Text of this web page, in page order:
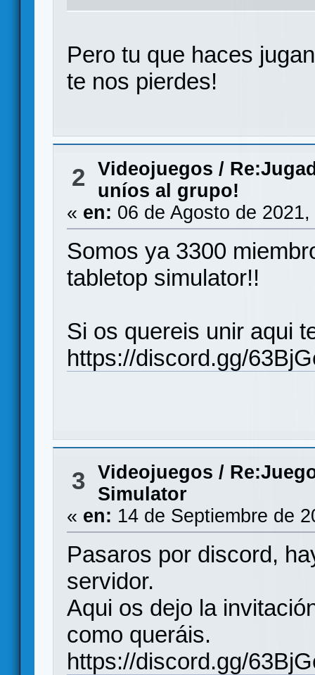
Pero tu que haces
te nos pierdes!
2 Videojuegos /
uníos al grupo!
« en: 06 de Agosto de
Somos ya 3300
tabletop simulator!!
Si os quereis unir aqui
https://discord.gg/
3 Videojuegos /
Simulator
« en: 14 de Septiembre de
Pasaros por discord,
servidor.
Aqui os dejo la
como queráis.
https://discord.gg/